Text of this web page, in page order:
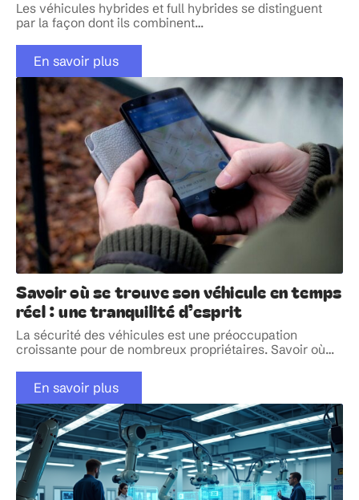
Les véhicules hybrides et full hybrides se distinguent
par la façon dont ils combinent…
En savoir plus
Savoir où se trouve son véhicule en temps
réel : une tranquilité d’esprit
La sécurité des véhicules est une préoccupation
croissante pour de nombreux propriétaires. Savoir où…
En savoir plus